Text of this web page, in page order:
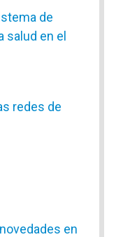
de
salud en el
redes de
en